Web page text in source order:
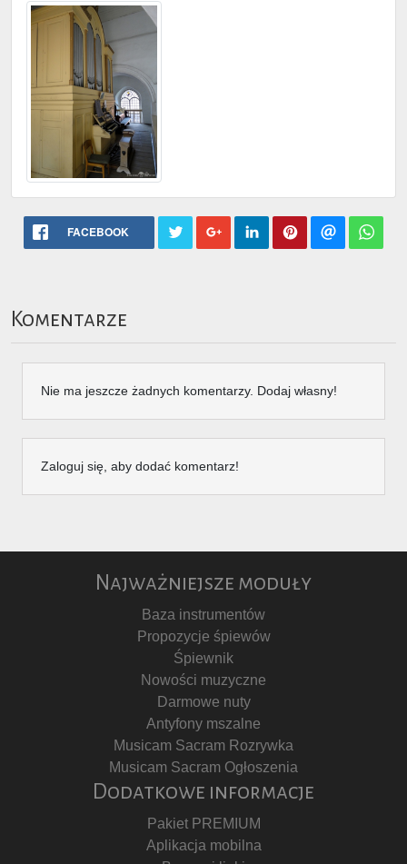
FACEBOOK
Komentarze
Nie ma jeszcze żadnych komentarzy. Dodaj własny!
Zaloguj się, aby dodać komentarz!
Najważniejsze moduły
Baza instrumentów
Propozycje śpiewów
Śpiewnik
Nowości muzyczne
Darmowe nuty
Antyfony mszalne
Musicam Sacram Rozrywka
Musicam Sacram Ogłoszenia
Dodatkowe informacje
Pakiet PREMIUM
Aplikacja mobilna